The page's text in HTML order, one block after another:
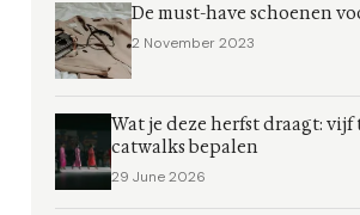
De must-have schoenen
2 November 2023
Wat je deze herfst draagt: vijf
catwalks bepalen
29 June 2026